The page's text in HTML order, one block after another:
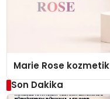
Marie Rose
Son Dakika